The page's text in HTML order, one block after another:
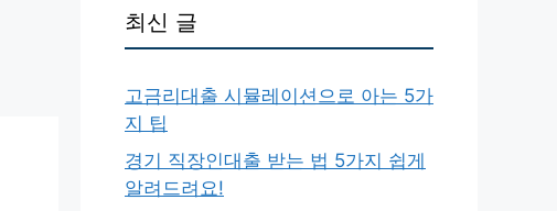
최신 글
고금리대출 시뮬레이션으로 아는 5가
지 팁
경기 직장인대출 받는 법 5가지 쉽게
알려드려요!